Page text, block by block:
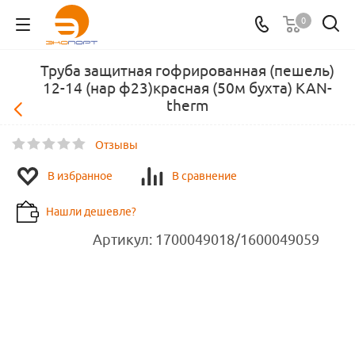
0
Труба защитная гофрированная (пешель)
12-14 (нар ф23)красная (50м бухта) KAN-
therm
Отзывы
В избранное В сравнение
Нашли дешевле?
Артикул: 1700049018/1600049059